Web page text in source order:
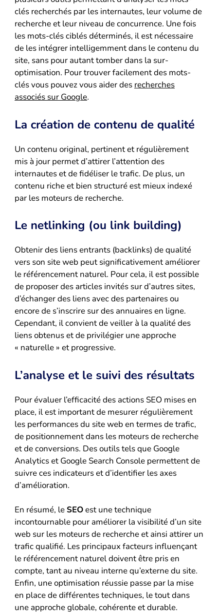
clés recherchés par les internautes, leur volume de
recherche et leur niveau de concurrence. Une fois
les mots-clés ciblés déterminés, il est nécessaire
de les intégrer intelligemment dans le contenu du
site, sans pour autant tomber dans la sur-
optimisation. Pour trouver facilement des mots-
clés vous pouvez vous aider des recherches
associés sur Google.
La création de contenu de qualité
Un contenu original, pertinent et régulièrement
mis à jour permet d’attirer l’attention des
internautes et de fidéliser le trafic. De plus, un
contenu riche et bien structuré est mieux indexé
par les moteurs de recherche.
Le netlinking (ou link building)
Obtenir des liens entrants (backlinks) de qualité
vers son site web peut significativement améliorer
le référencement naturel. Pour cela, il est possible
de proposer des articles invités sur d’autres sites,
d’échanger des liens avec des partenaires ou
encore de s’inscrire sur des annuaires en ligne.
Cependant, il convient de veiller à la qualité des
liens obtenus et de privilégier une approche
« naturelle » et progressive.
L’analyse et le suivi des résultats
Pour évaluer l’efficacité des actions SEO mises en
place, il est important de mesurer régulièrement
les performances du site web en termes de trafic,
de positionnement dans les moteurs de recherche
et de conversions. Des outils tels que Google
Analytics et Google Search Console permettent de
suivre ces indicateurs et d’identifier les axes
d’amélioration.
En résumé, le SEOest une technique
incontournable pour améliorer la visibilité d’un site
web sur les moteurs de recherche et ainsi attirer un
trafic qualifié. Les principaux facteurs influençant
le référencement naturel doivent être pris en
compte, tant au niveau interne qu’externe du site.
Enfin, une optimisation réussie passe par la mise
en place de différentes techniques, le tout dans
une approche globale, cohérente et durable.